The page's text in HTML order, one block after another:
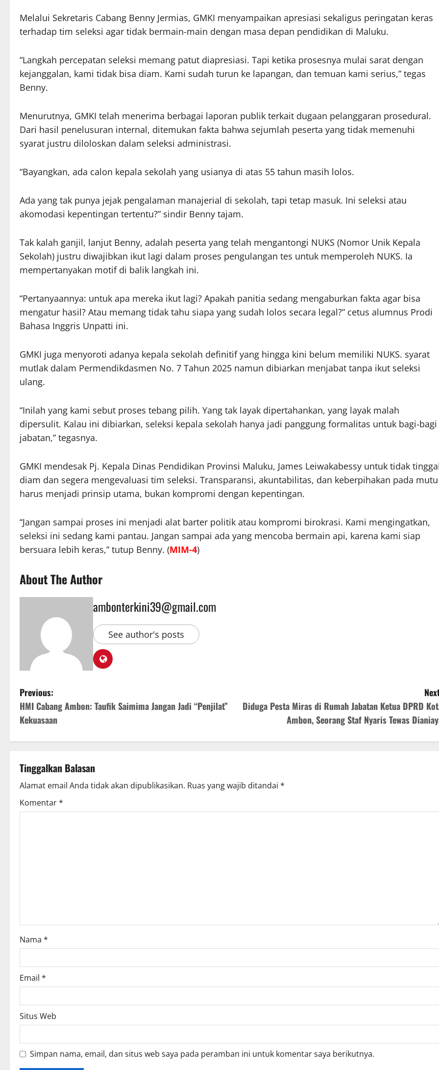
Melalui Sekretaris Cabang Benny Jermias, GMKI menyampaikan apresiasi sekaligus peringatan keras
terhadap tim seleksi agar tidak bermain-main dengan masa depan pendidikan di Maluku.
“Langkah percepatan seleksi memang patut diapresiasi. Tapi ketika prosesnya mulai sarat dengan
kejanggalan, kami tidak bisa diam. Kami sudah turun ke lapangan, dan temuan kami serius,” tegas
Benny.
Menurutnya, GMKI telah menerima berbagai laporan publik terkait dugaan pelanggaran prosedural.
Dari hasil penelusuran internal, ditemukan fakta bahwa sejumlah peserta yang tidak memenuhi
syarat justru diloloskan dalam seleksi administrasi.
“Bayangkan, ada calon kepala sekolah yang usianya di atas 55 tahun masih lolos.
Ada yang tak punya jejak pengalaman manajerial di sekolah, tapi tetap masuk. Ini seleksi atau
akomodasi kepentingan tertentu?” sindir Benny tajam.
Tak kalah ganjil, lanjut Benny, adalah peserta yang telah mengantongi NUKS (Nomor Unik Kepala
Sekolah) justru diwajibkan ikut lagi dalam proses pengulangan tes untuk memperoleh NUKS. Ia
mempertanyakan motif di balik langkah ini.
“Pertanyaannya: untuk apa mereka ikut lagi? Apakah panitia sedang mengaburkan fakta agar bisa
mengatur hasil? Atau memang tidak tahu siapa yang sudah lolos secara legal?” cetus alumnus Prodi
Bahasa Inggris Unpatti ini.
GMKI juga menyoroti adanya kepala sekolah definitif yang hingga kini belum memiliki NUKS. syarat
mutlak dalam Permendikdasmen No. 7 Tahun 2025 namun dibiarkan menjabat tanpa ikut seleksi
ulang.
“Inilah yang kami sebut proses tebang pilih. Yang tak layak dipertahankan, yang layak malah
dipersulit. Kalau ini dibiarkan, seleksi kepala sekolah hanya jadi panggung formalitas untuk bagi-bagi
jabatan,” tegasnya.
GMKI mendesak Pj. Kepala Dinas Pendidikan Provinsi Maluku, James Leiwakabessy untuk tidak
diam dan segera mengevaluasi tim seleksi. Transparansi, akuntabilitas, dan keberpihakan pada mutu
harus menjadi prinsip utama, bukan kompromi dengan kepentingan.
“Jangan sampai proses ini menjadi alat barter politik atau kompromi birokrasi. Kami mengingatkan,
seleksi ini sedang kami pantau. Jangan sampai ada yang mencoba bermain api, karena kami siap
bersuara lebih keras,” tutup Benny. (MIM-4)
About The Author
ambonterkini39@gmail.com
See author's posts
Previous:
HMI Cabang Ambon: Taufik Saimima Jangan Jadi “Penjilat”
Kekuasaan
Diduga Pesta Miras di Rumah Jabatan Ketua DPRD
Ambon, Seorang Staf Nyaris Tewas
Tinggalkan Balasan
Alamat email Anda tidak akan dipublikasikan. Ruas yang wajib ditandai *
Komentar*
Nama *
Email *
Situs Web
Simpan nama, email, dan situs web saya pada peramban ini untuk komentar saya berikutnya.